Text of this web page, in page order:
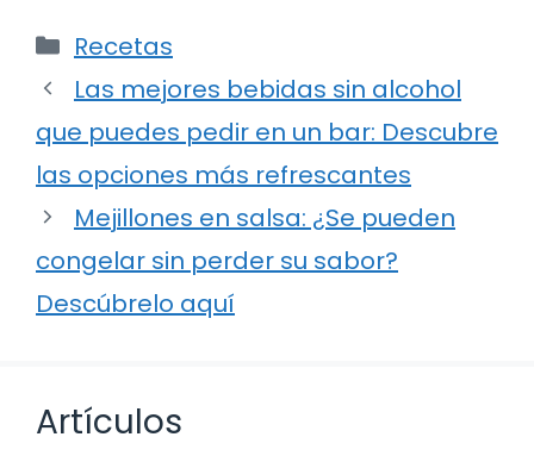
Categorías
Recetas
Las mejores bebidas sin alcohol
que puedes pedir en un bar: Descubre
las opciones más refrescantes
Mejillones en salsa: ¿Se pueden
congelar sin perder su sabor?
Descúbrelo aquí
Artículos